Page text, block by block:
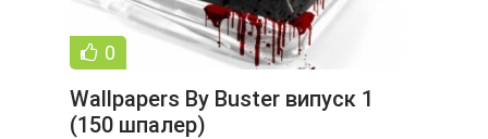
0
Wallpapers By Buster випуск 1
(150 шпалер)